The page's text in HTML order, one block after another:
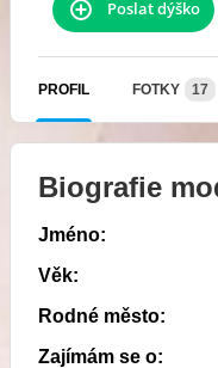
Poslat dýško
PROFIL FOTKY 17
Biografie
Jméno:
Věk:
Rodné město:
Zajímám se o: